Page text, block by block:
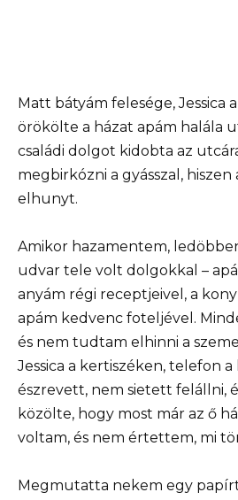
Matt bátyám felesége, Jessica
örökölte a házat apám halála
családi dolgot kidobta az
megbirkózni a gyásszal,
elhunyt.
Amikor hazamentem,
udvar tele volt dolgokkal –
anyám régi receptjeivel, a
apám kedvenc foteljével.
és nem tudtam elhinni a
Jessica a kertiszéken, telefon
észrevett, nem sietett felállni,
közölte, hogy most már az ő
voltam, és nem értettem, mi
Megmutatta nekem egy